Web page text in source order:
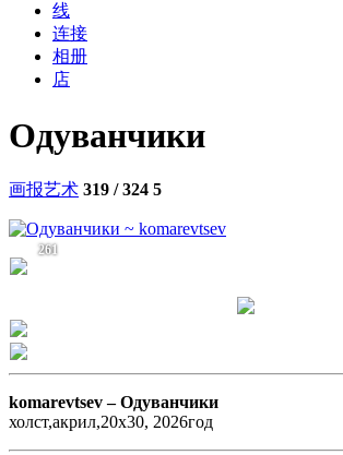
线
连接
相册
店
Одуванчики
画报艺术 319 / 324 5
261
komarevtsev –Одуванчики
холст,акрил,20х30, 2026год